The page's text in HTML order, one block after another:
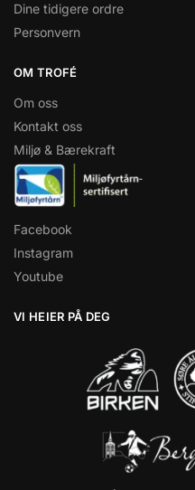
Dine tidigere ordre
Personvern
OM TROFÉ
Om oss
Kontakt oss
Miljø & Bærekraft
Facebook
Instagram
Youtube
VI HEIER PÅ DEG